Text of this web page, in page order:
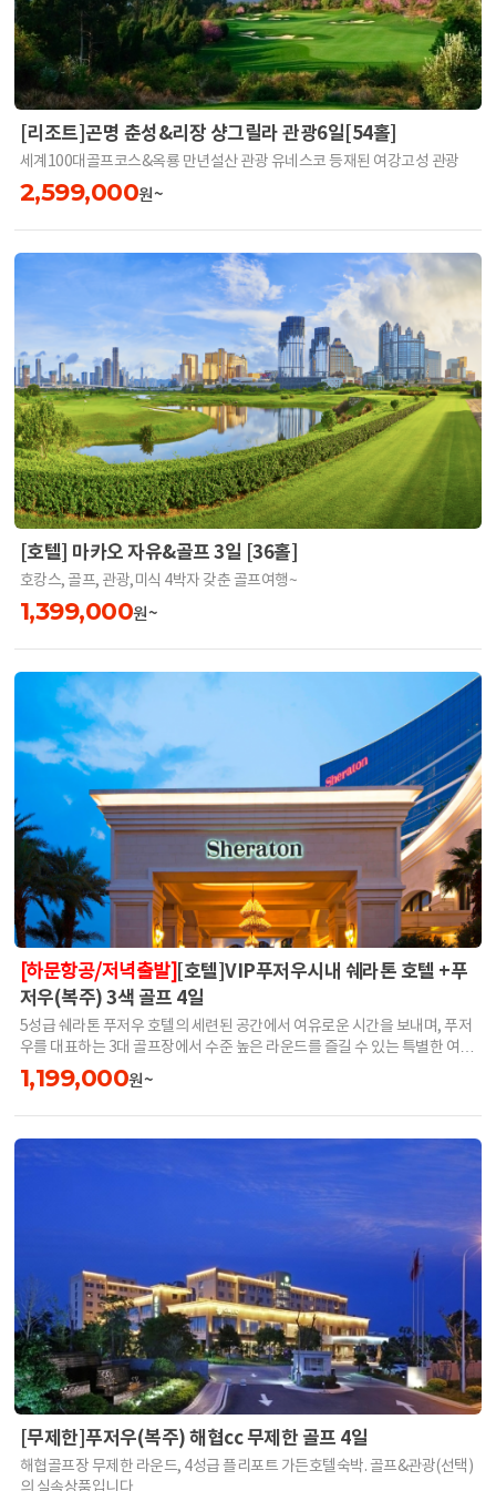
[리조트]곤명 춘성&리장 샹그릴라 관광6일[54홀]
세계100대골프코스&옥룡 만년설산 관광 유네스코 등재된 여강고성 관광
2,599,000원~
[호텔] 마카오 자유&골프 3일 [36홀]
호캉스, 골프, 관광,미식 4박자 갖춘 골프여행~
1,399,000원~
[하문항공/저녁출발] [호텔]VIP푸저우시내 쉐라톤 호텔 +푸
저우(복주) 3색 골프 4일
5성급 쉐라톤 푸저우 호텔의 세련된 공간에서 여유로운 시간을 보내며, 푸저
우를 대표하는 3대 골프장에서 수준 높은 라운드를 즐길 수 있는 특별한 여정
입니다.
1,199,000원~
[무제한]푸저우(복주) 해협cc 무제한 골프 4일
해협골프장 무제한 라운드, 4성급 플리포트 가든호텔숙박. 골프&관광(선택)